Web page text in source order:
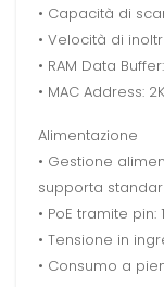
• Capacità di
• Velocità di
• RAM Data
• MAC Address: 2K
Alimentazione
• Gestione
supporta
• PoE tramite
• Tensione in
• Consumo a